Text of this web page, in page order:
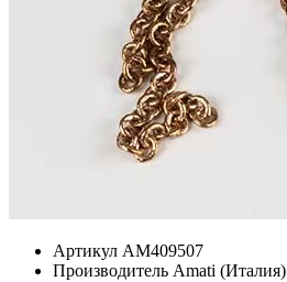
Артикул AM409507
Производитель Amati (Италия)